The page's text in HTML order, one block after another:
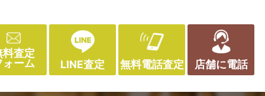
料査定
ォーム
LINE査定 無料電話査定 店舗に電話